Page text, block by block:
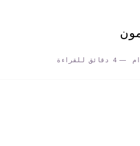
4 دقائق للقراءة